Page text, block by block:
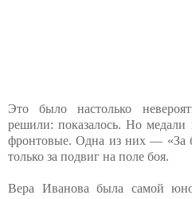
Это было настолько
решили: показалось. Но медали
фронтовые. Одна из них — «За
только за подвиг на поле боя.
Вера Иванова была самой